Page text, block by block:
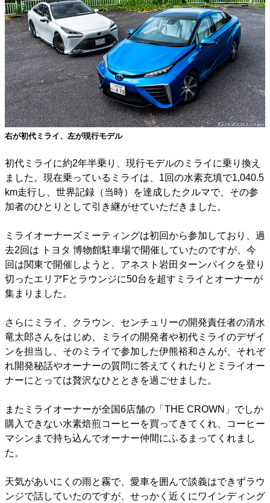
右が初代ミライ、左が現行モデル
初代ミライに約2年半乗り、現行モデルのミライに乗り換え
ました。現在乗っているミライは、1回の水素充填で1,040.5
km走行し、世界記録（当時）を達成したクルマで、その参
加者のひとりとして引き継がせていただきました。
ミライオーナーズミーティングは初回から参加しており、過
去2回は
トヨタ 博物館駐車場で開催していたのですが、今
回は関東で開催しようと、アネスト岩田ターンパイクを登り
切ったエリアFとラウンジに50台を超すミライとオーナーが
集まりました。
さらにミライ、クラウン、センチュリーの開発責任者の清水
竜太郎さんをはじめ、ミライの開発者や初代ミライのデザイ
ンを担当し、そのミライで参加した伊熊裕和さんが、それぞ
れ開発秘話やオーナーの質問に答えてくれたりとミライオー
ナーにとっては贅沢なひとときを過ごせました。
またミライオーナーが全国6店舗の「THE CROWN」でしか
購入できない水素焙煎コーヒーを買ってきてくれ、コーヒー
マシンまで持ち込んでオーナー仲間にふるまってくれまし
た。
天気があいにくの雨と霧で、愛車を囲んで談義はできずラウ
ンジで話していたのですが、せっかく近くにワインディング